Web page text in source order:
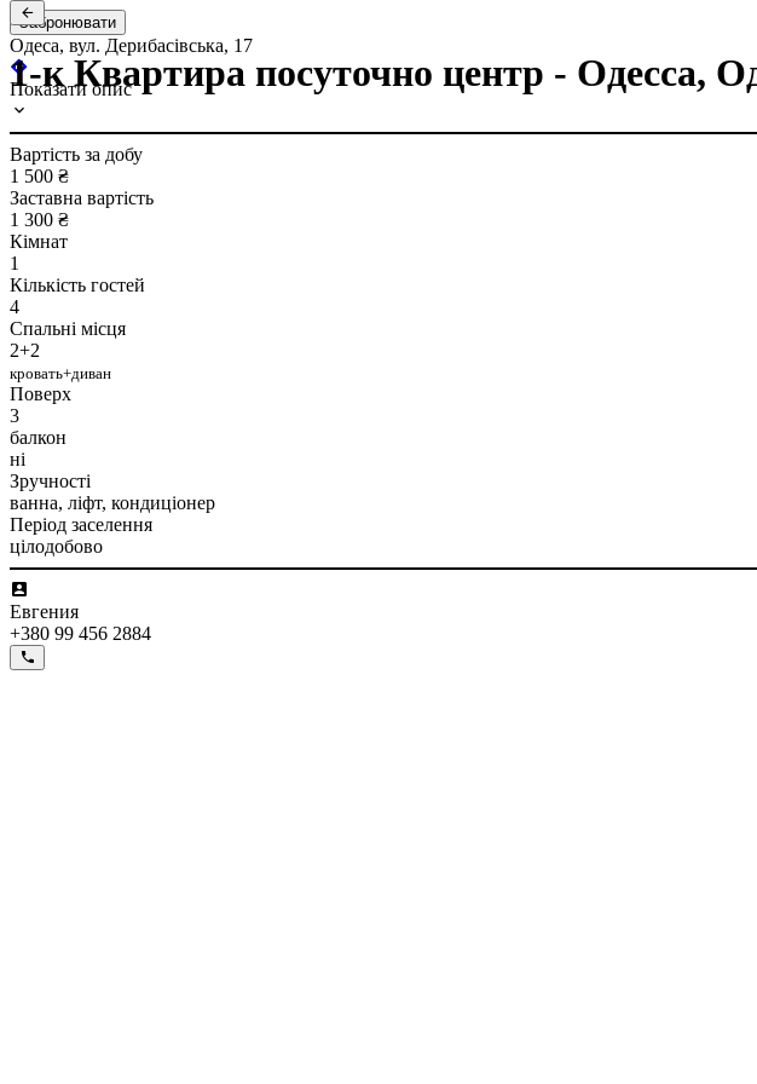
1-к Квартира посуточно центр - Одесса,
Забронювати
Одеса, вул. Дерибасівська, 17
Показати опис
Вартість за добу
1 500 ₴
Заставна вартість
1 300 ₴
Кімнат
1
Кількість гостей
4
Спальні місця
2+2
кровать+диван
Поверх
3
балкон
ні
Зручності
ванна, ліфт, кондиціонер
Період заселення
цілодобово
Евгения
+380 99 456 2884